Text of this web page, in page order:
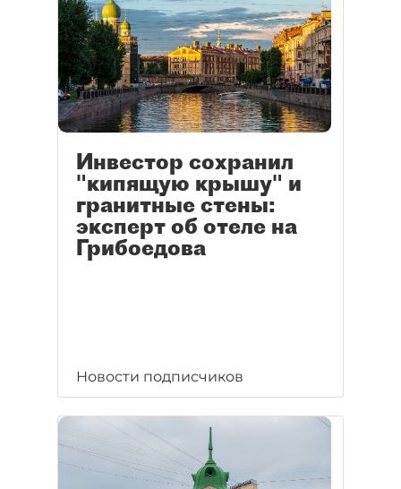
Инвестор сохранил
"кипящую крышу" и
гранитные стены:
эксперт об отеле на
Грибоедова
Новости подписчиков